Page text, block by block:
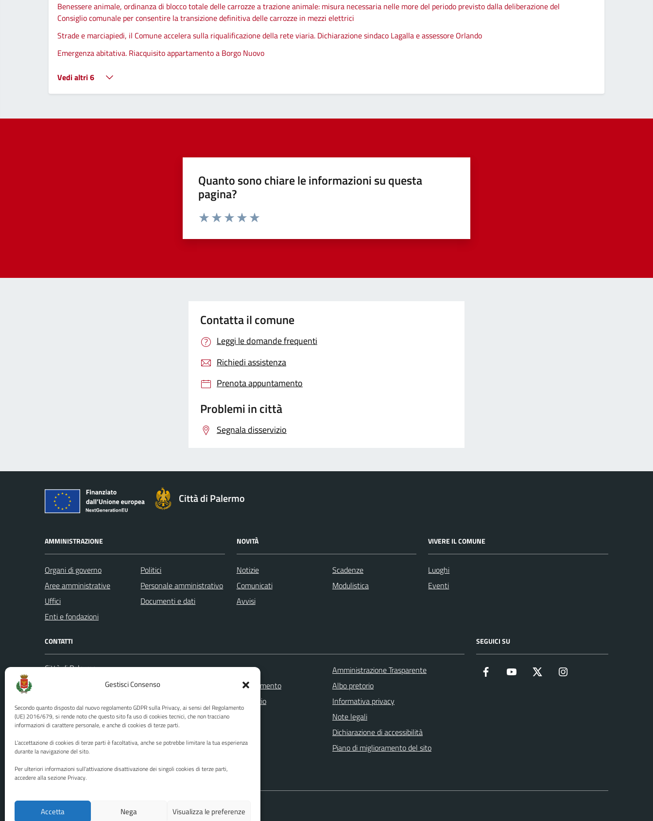
Gestisci Consenso
Secondo quanto disposto dal nuovo regolamento GDPR sulla Privacy, ai sensi del Regolamento
(UE) 2016/679, si rende noto che questo sito fa uso di cookies tecnici, che non tracciano
informazioni di carattere personale, e anche di cookies di terze parti.
L'accettazione di cookies di terze parti è facoltativa, anche se potrebbe limitare la tua esperienza
durante la navigazione del sito.
Per ulteriori informazioni sull'attivazione disattivazione dei singoli cookies di terze parti,
accedere alla sezione Privacy.
Accetta Nega Visualizza le preferenze
Benessere animale, ordinanza di blocco totale delle carrozze a trazione animale: misura necessaria nelle more del periodo previsto dalla deliberazione del
Consiglio comunale per consentire la transizione definitiva delle carrozze in mezzi elettrici
Strade e marciapiedi, il Comune accelera sulla riqualificazione della rete viaria. Dichiarazione sindaco Lagalla e assessore Orlando
Emergenza abitativa. Riacquisito appartamento a Borgo Nuovo
Vedi altri 6
Quanto sono chiare le informazioni su questa
pagina?
Contatta il comune
Leggi le domande frequenti
Richiedi assistenza
Prenota appuntamento
Problemi in città
Segnala disservizio
Città di Palermo
AMMINISTRAZIONE
Organi di governo
Aree amministrative
Uffici
Enti e fondazioni
Politici
Personale amministrativo
Documenti e dati
NOVITÀ
Notizie
Comunicati
Avvisi
Scadenze
Modulistica
VIVERE IL COMUNE
Luoghi
Eventi
CONTATTI
Città di Palermo
Codice fiscale / P. IVA:80016350821
U.O. Ufficio Relazioni con il Pubblico
(URP)
Numero verde: 0917401111
PEC:protocollo@cert.comune.palermo.it
Leggi le FAQ
Prenotazione appuntamento
Segnalazione disservizio
Richiesta assistenza
Amministrazione Trasparente
Albo pretorio
Informativa privacy
Note legali
Dichiarazione di accessibilità
Piano di miglioramento del sito
SEGUICI SU
Facebook YouTube Twitter
Media policy
Mappa del sito